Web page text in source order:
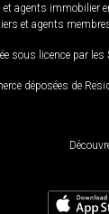
agents
et agents
sous licence par
déposées de